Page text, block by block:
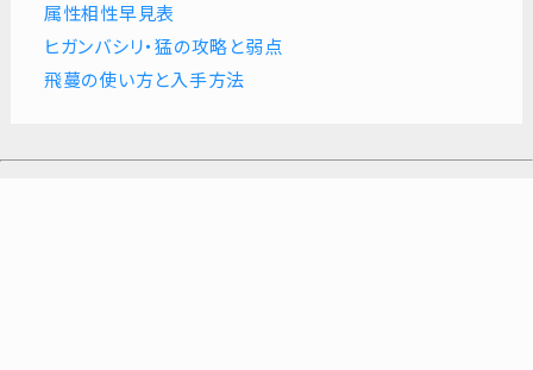
属性相性早見表
ヒガンバシリ・猛の攻略と弱点
飛蔓の使い方と入手方法